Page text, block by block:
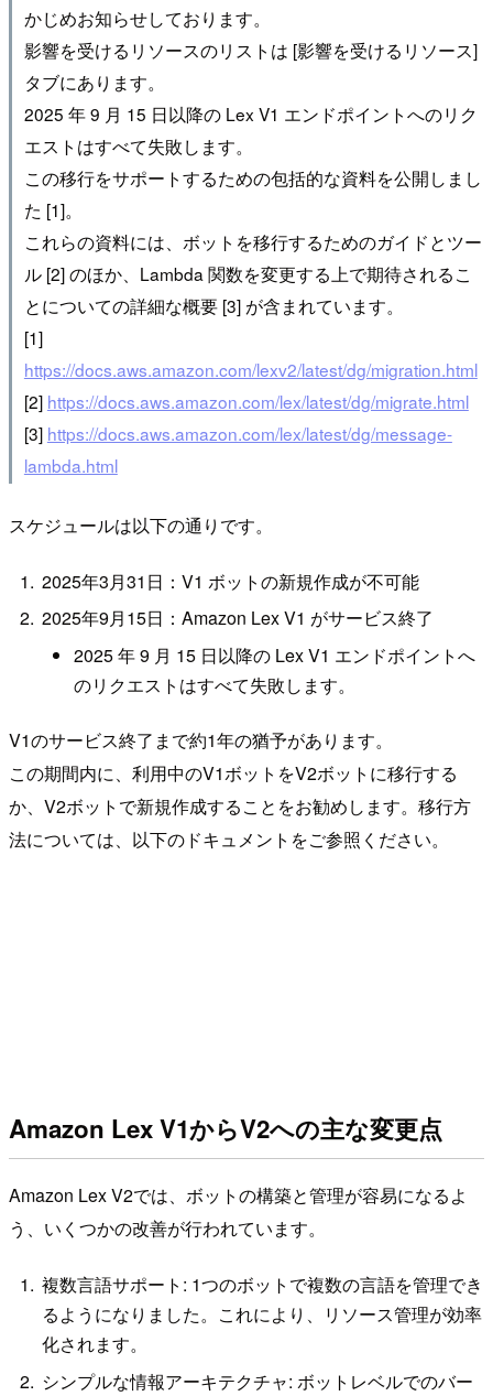
かじめお知らせしております。
影響を受けるリソースのリストは [影響を受けるリソース]
タブにあります。
2025 年 9 月 15 日以降の Lex V1 エンドポイントへのリク
エストはすべて失敗します。
この移行をサポートするための包括的な資料を公開しまし
た [1]。
これらの資料には、ボットを移行するためのガイドとツー
ル [2] のほか、Lambda 関数を変更する上で期待されるこ
とについての詳細な概要 [3] が含まれています。
[1]
https://docs.aws.amazon.com/lexv2/latest/dg/migration.html
[2] https://docs.aws.amazon.com/lex/latest/dg/migrate.html
[3] https://docs.aws.amazon.com/lex/latest/dg/message-
lambda.html
スケジュールは以下の通りです。
2025年3月31日：V1 ボットの新規作成が不可能
2025年9月15日：Amazon Lex V1 がサービス終了
2025 年 9 月 15 日以降の Lex V1 エンドポイントへ
のリクエストはすべて失敗します。
V1のサービス終了まで約1年の猶予があります。
この期間内に、利用中のV1ボットをV2ボットに移行する
か、V2ボットで新規作成することをお勧めします。移行方
法については、以下のドキュメントをご参照ください。
Amazon Lex V1からV2への主な変更点
Amazon Lex V2では、ボットの構築と管理が容易になるよ
う、いくつかの改善が行われています。
複数言語サポート: 1つのボットで複数の言語を管理でき
るようになりました。これにより、リソース管理が効率
化されます。
シンプルな情報アーキテクチャ: ボットレベルでのバー